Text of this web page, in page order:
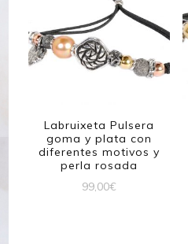
Labruixeta Pulsera
goma y plata con
diferentes motivos y
perla rosada
99,00€